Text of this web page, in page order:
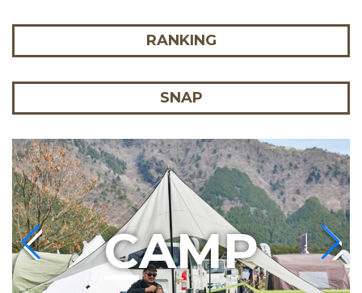
RANKING
SNAP
CAMP